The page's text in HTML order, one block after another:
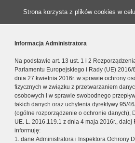
Strona korzysta z plików cookies w
Informacja Administratora
Na podstawie art. 13 ust. 1 i 2
Parlamentu Europejskiego i Rady (UE) 2016/
dnia 27 kwietnia 2016r. w sprawie ochrony
fizycznych w związku z przetwarzaniem
osobowych i w sprawie swobodnego
takich danych oraz uchylenia dyrektywy 95/
(ogólne rozporządzenie o ochronie danych),
UE. L. 2016.119.1 z dnia 4 maja 2016r., dalej
informuję:
1. dane Administratora i Inspektora Ochrony